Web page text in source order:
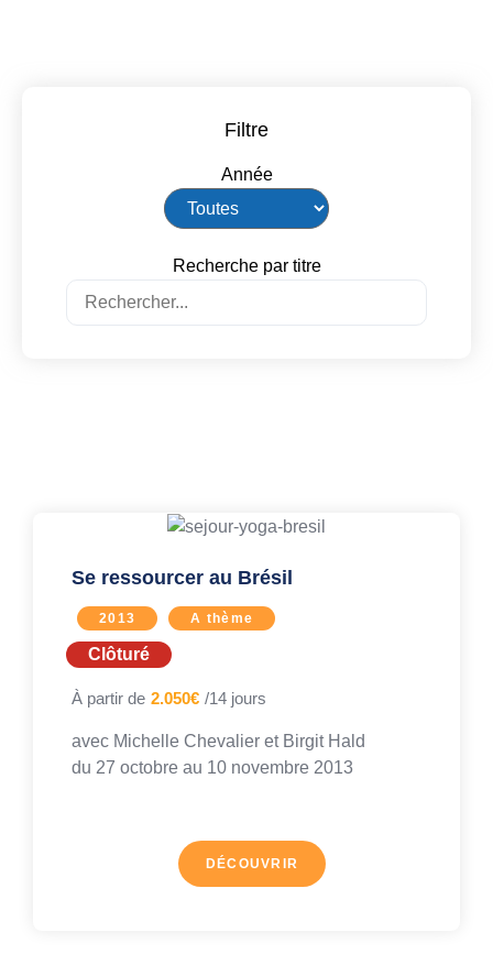
Filtre
Année
Recherche par titre
Se ressourcer au Brésil
2013 A thème
Clôturé
À partir de 2.050€ /14 jours
avec Michelle Chevalier et Birgit Hald
du 27 octobre au 10 novembre 2013
DÉCOUVRIR